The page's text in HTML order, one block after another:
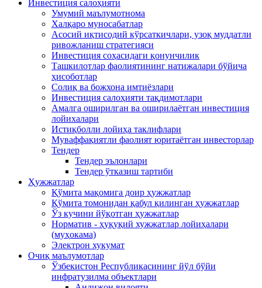
Инвестиция салоҳияти
Умумий маълумотнома
Xалқаро муносабатлар
Асосий иқтисодий кўрсаткичлари, узоқ муддатли
ривожланиш стратегияси
Инвестиция соҳасидаги қонунчилик
Ташкилотлар фаолиятининг натижалари бўйича
ҳисоботлар
Солиқ ва божхона имтиёзлари
Инвестиция салоҳияти тақдимотлари
Амалга оширилган ва оширилаётган инвестиция
лойихалари
Истиқболли лойиҳа таклифлари
Муваффақиятли фаолият юритаётган инвесторлар
Тендер
Тендер эълонлари
Тендер ўтказиш тартиби
Ҳужжатлар
Қўмита мақомига доир ҳужжатлар
Қўмита томонидан қабул қилинган ҳужжатлар
Ўз кучини йўқотган ҳужжатлар
Норматив - ҳуқуқий хужжатлар лойиҳалари
(муҳокама)
Электрон хукумат
Очиқ маълумотлар
Ўзбекистон Республикасининг йўл бўйи
инфратузилма объектлари